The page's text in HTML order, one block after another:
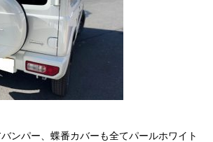
ンパー、蝶番カバーも全てパールホワイト